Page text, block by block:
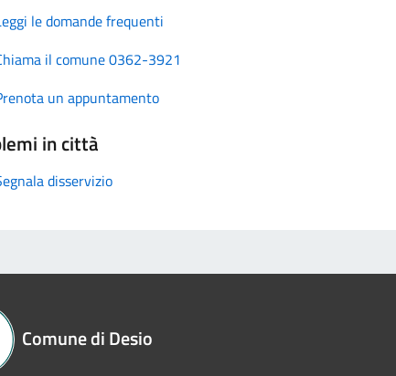
le domande frequenti
il comune 0362-3921
un appuntamento
in città
disservizio
Comune di Desio